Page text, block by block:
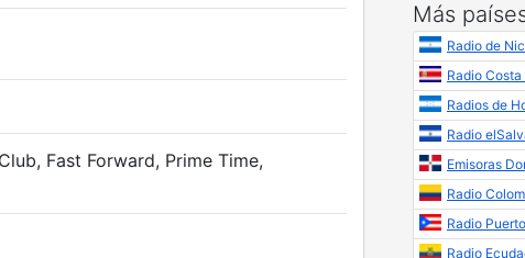
Fast Forward, Prime Time,
Más
Radio de
Radio Costa
Radios de
Radio
Emisoras
Radio
Radio
Radio